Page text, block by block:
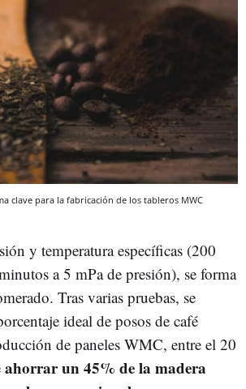
clave para la fabricación de los tableros MWC
y temperatura específicas (200
a 5 mPa de presión), se forma
Tras varias pruebas, se
ideal de posos de café
de paneles WMC, entre el 20
ahorrar un 45% de la madera